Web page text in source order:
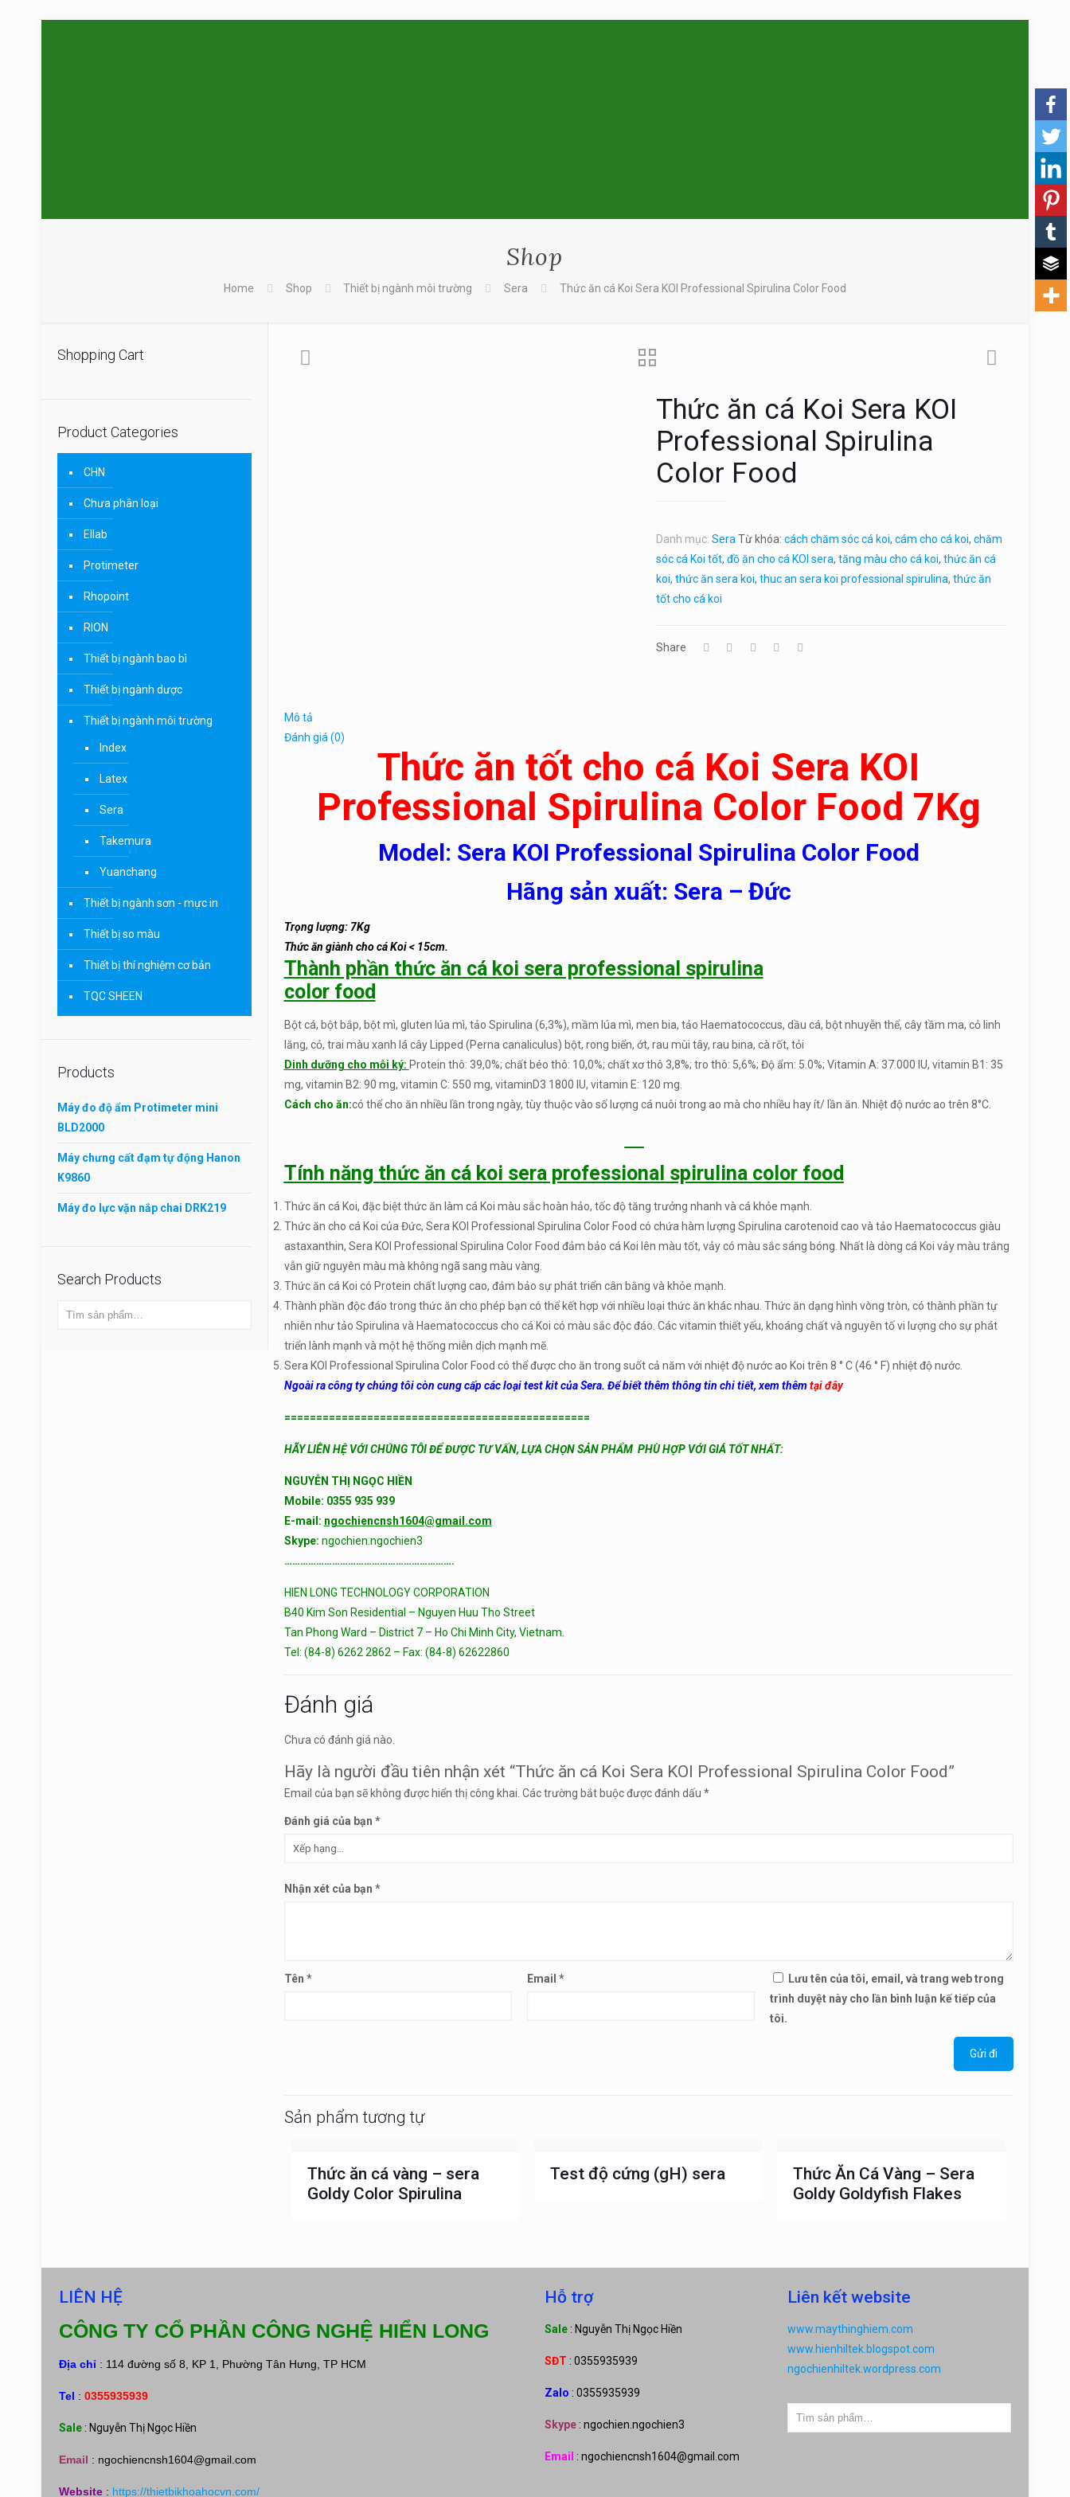
Shop
Home Shop Thiết bị ngành môi trường Sera Thức ăn cá Koi Sera KOI Professional Spirulina Color Food
Thức ăn cá Koi Sera KOI
Professional Spirulina
Color Food
Danh mục: Sera Từ khóa: cách chăm sóc cá koi, cám cho cá koi, chăm
sóc cá Koi tốt, đồ ăn cho cá KOI sera, tăng màu cho cá koi, thức ăn cá
koi, thức ăn sera koi, thuc an sera koi professional spirulina, thức ăn
tốt cho cá koi
Share
Mô tả
Đánh giá (0)
Thức ăn tốt cho cá Koi Sera KOI
Professional Spirulina Color Food 7Kg
Model: Sera KOI Professional Spirulina Color Food
Hãng sản xuất: Sera – Đức
Trọng lượng: 7Kg
Thức ăn giành cho cá Koi < 15cm.
Thành phần thức ăn cá koi sera professional spirulina
color food
Bột cá, bột bắp, bột mì, gluten lúa mì, tảo Spirulina (6,3%), mầm lúa mì, men bia, tảo Haematococcus, dầu cá, bột nhuyễn thể, cây tầm ma, cỏ linh
lăng, cỏ, trai màu xanh lá cây Lipped (Perna canaliculus) bột, rong biển, ớt, rau mùi tây, rau bina, cà rốt, tỏi
Dinh dưỡng cho mỗi ký: Protein thô: 39,0%; chất béo thô: 10,0%; chất xơ thô 3,8%; tro thô: 5,6%; Độ ẩm: 5.0%; Vitamin A: 37.000 IU, vitamin B1: 35
mg, vitamin B2: 90 mg, vitamin C: 550 mg, vitaminD3 1800 IU, vitamin E: 120 mg.
Cách cho ăn:có thể cho ăn nhiều lần trong ngày, tùy thuộc vào số lượng cá nuôi trong ao mà cho nhiều hay ít/ lần ăn. Nhiệt độ nước ao trên 8°C.
Tính năng thức ăn cá koi sera professional spirulina color food
Thức ăn cá Koi, đặc biệt thức ăn làm cá Koi màu sắc hoàn hảo, tốc độ tăng trưởng nhanh và cá khỏe mạnh.
Thức ăn cho cá Koi của Đức, Sera KOI Professional Spirulina Color Food có chứa hàm lượng Spirulina carotenoid cao và tảo Haematococcus giàu
astaxanthin, Sera KOI Professional Spirulina Color Food đảm bảo cá Koi lên màu tốt, vảy có màu sắc sáng bóng. Nhất là dòng cá Koi vảy màu trắng
vẫn giữ nguyên màu mà không ngã sang màu vàng.
Thức ăn cá Koi có Protein chất lượng cao, đảm bảo sự phát triển cân bằng và khỏe mạnh.
Thành phần độc đáo trong thức ăn cho phép bạn có thể kết hợp với nhiều loại thức ăn khác nhau. Thức ăn dạng hình vòng tròn, có thành phần tự
nhiên như tảo Spirulina và Haematococcus cho cá Koi có màu sắc độc đáo. Các vitamin thiết yếu, khoáng chất và nguyên tố vi lượng cho sự phát
triển lành mạnh và một hệ thống miễn dịch mạnh mẽ.
Sera KOI Professional Spirulina Color Food có thể được cho ăn trong suốt cả năm với nhiệt độ nước ao Koi trên 8 ° C (46 ° F) nhiệt độ nước.
Ngoài ra công ty chúng tôi còn cung cấp các loại test kit của Sera. Để biết thêm thông tin chi tiết, xem thêmtại đây
================================================
HÃY LIÊN HỆ VỚI CHÚNG TÔI ĐỂ ĐƯỢC TƯ VẤN, LỰA CHỌN SẢN PHẨM PHÙ HỢP VỚI GIÁ TỐT NHẤT:
NGUYỄN THỊ NGỌC HIỀN
Mobile: 0355 935 939
E-mail: ngochiencnsh1604@gmail.com
Skype: ngochien.ngochien3
……………………………………………………….
HIEN LONG TECHNOLOGY CORPORATION
B40 Kim Son Residential – Nguyen Huu Tho Street
Tan Phong Ward – District 7 – Ho Chi Minh City, Vietnam.
Tel: (84-8) 6262 2862 – Fax: (84-8) 62622860
Đánh giá
Chưa có đánh giá nào.
Hãy là người đầu tiên nhận xét “Thức ăn cá Koi Sera KOI Professional Spirulina Color Food”
Email của bạn sẽ không được hiển thị công khai. Các trường bắt buộc được đánh dấu *
Đánh giá của bạn *
Nhận xét của bạn *
Tên * Email *
Lưu tên của tôi, email, và trang web trong
trình duyệt này cho lần bình luận kế tiếp của
tôi.
Sản phẩm tương tự
Thức ăn cá vàng – sera
Goldy Color Spirulina
Test độ cứng (gH) sera
Thức Ăn Cá Vàng – Sera
Goldy Goldyfish Flakes
Shopping Cart
Product Categories
CHN
Chưa phân loại
Ellab
Protimeter
Rhopoint
RION
Thiết bị ngành bao bì
Thiết bị ngành dược
Thiết bị ngành môi trường
Index
Latex
Sera
Takemura
Yuanchang
Thiết bị ngành sơn - mực in
Thiết bị so màu
Thiết bị thí nghiệm cơ bản
TQC SHEEN
Products
Máy đo độ ẩm Protimeter mini
BLD2000
Máy chưng cất đạm tự động Hanon
K9860
Máy đo lực vặn nắp chai DRK219
Search Products
LIÊN HỆ
CÔNG TY CỔ PHẦN CÔNG NGHỆ HIỂN LONG
Địa chỉ : 114 đường số 8, KP 1, Phường Tân Hưng, TP HCM
Tel :0355935939
Sale : Nguyễn Thị Ngọc Hiền
Email : ngochiencnsh1604@gmail.com
Website : https://thietbikhoahocvn.com/
Hỗ trợ
Sale : Nguyễn Thị Ngọc Hiền
SĐT : 0355935939
Zalo : 0355935939
Skype : ngochien.ngochien3
Email : ngochiencnsh1604@gmail.com
Liên kết website
www.maythinghiem.com
www.hienhiltek.blogspot.com
ngochienhiltek.wordpress.com